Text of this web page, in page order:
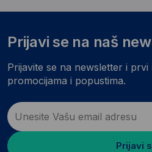
Prijavi se na naš
Prijavite se na newsletter i
promocijama i popustima.
Prijavi